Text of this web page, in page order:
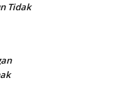
Tidak